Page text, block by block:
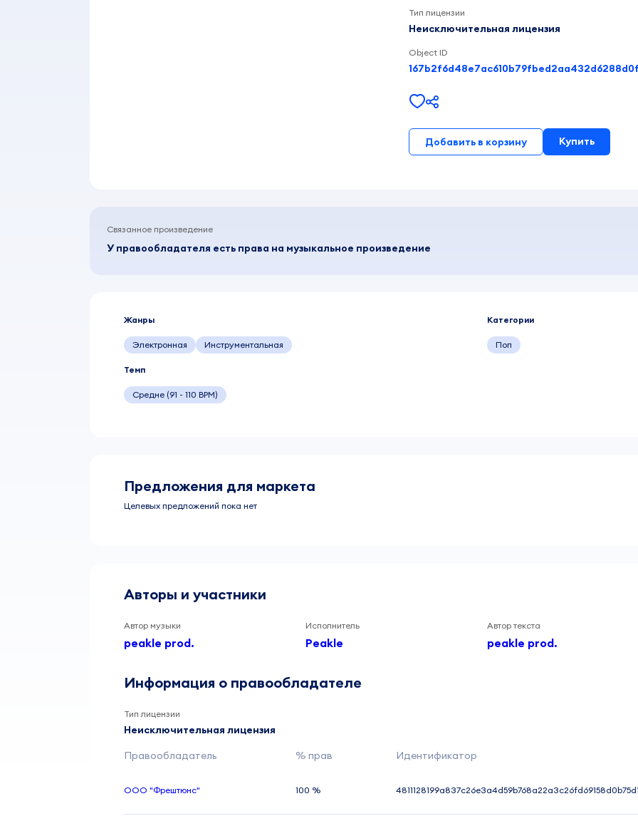
Тип лицензии
Неисключительная лицензия
Object ID
Добавить в корзину Купить
Связанное произведение
У правообладателя есть права на музыкальное произведение
Жанры
Электронная Инструментальная
Категории
Поп
Темп
Средне (91 - 110 BPM)
Предложения для маркета
Целевых предложений пока нет
Авторы и участники
Автор музыки
peakle prod.
Исполнитель
Peakle
Автор текста
peakle prod.
Информация о правообладателе
Тип лицензии
Неисключительная лицензия
Правообладатель
% прав Идентификатор
ООО "Фрештюнс" 100 %